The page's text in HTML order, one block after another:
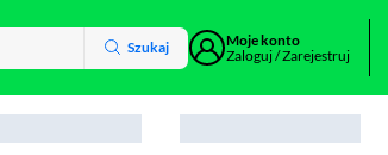
Szukaj
Moje konto
Zaloguj / Zarejestruj